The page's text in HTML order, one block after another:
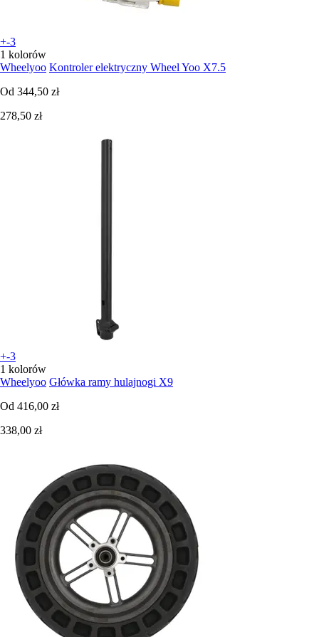
+-3
1 kolorów
Wheelyoo Kontroler elektryczny Wheel Yoo X7.5
Od 344,50 zł
278,50 zł
+-3
1 kolorów
Wheelyoo Główka ramy hulajnogi X9
Od 416,00 zł
338,00 zł